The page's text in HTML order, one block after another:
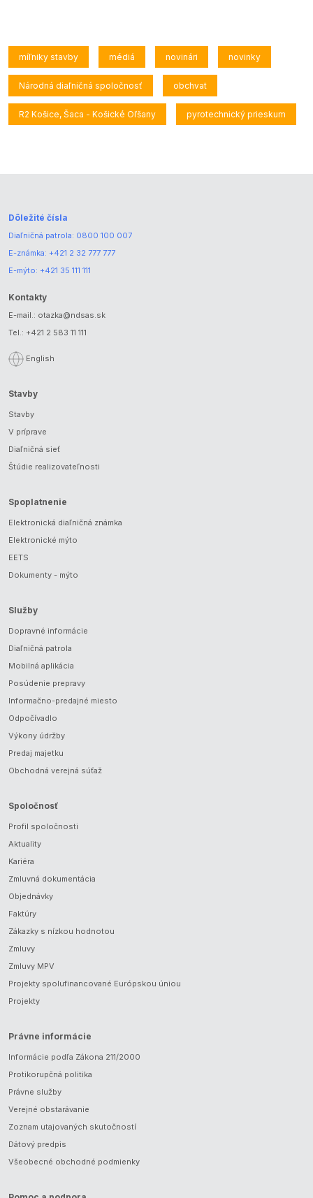
míľniky stavby médiá novinári novinky
Národná diaľničná spoločnosť obchvat
R2 Košice, Šaca - Košické Oľšany pyrotechnický prieskum
Dôležité čísla
Diaľničná patrola: 0800 100 007
E-známka: +421 2 32 777 777
E-mýto: +421 35 111 111
Kontakty
E-mail.: otazka@ndsas.sk
Tel.: +421 2 583 11 111
English
Stavby
Stavby
V príprave
Diaľničná sieť
Štúdie realizovateľnosti
Spoplatnenie
Elektronická diaľničná známka
Elektronické mýto
EETS
Dokumenty - mýto
Služby
Dopravné informácie
Diaľničná patrola
Mobilná aplikácia
Posúdenie prepravy
Informačno-predajné miesto
Odpočívadlo
Výkony údržby
Predaj majetku
Obchodná verejná súťaž
Spoločnosť
Profil spoločnosti
Aktuality
Kariéra
Zmluvná dokumentácia
Objednávky
Faktúry
Zákazky s nízkou hodnotou
Zmluvy
Zmluvy MPV
Projekty spolufinancované Európskou úniou
Projekty
Právne informácie
Informácie podľa Zákona 211/2000
Protikorupčná politika
Právne služby
Verejné obstarávanie
Zoznam utajovaných skutočností
Dátový predpis
Všeobecné obchodné podmienky